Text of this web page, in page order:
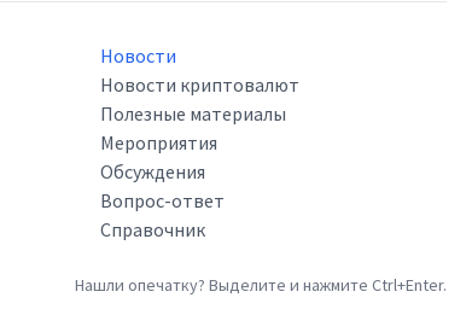
Новости
Новости криптовалют
Полезные материалы
Мероприятия
Обсуждения
Вопрос-ответ
Справочник
Нашли опечатку? Выделите и нажмите Ctrl+Enter.